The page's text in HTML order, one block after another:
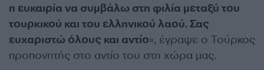
η ευκαιρία να συμβάλω στη φιλία μεταξύ του
τουρκικού και του ελληνικού λαού. Σας
ευχαριστώ όλους και αντίο», έγραψε ο Τούρκος
προπονητής στο αντίο του στη χώρα μας.